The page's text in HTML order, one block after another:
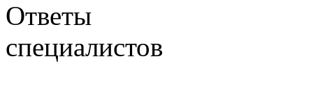
Ответы
специалистов